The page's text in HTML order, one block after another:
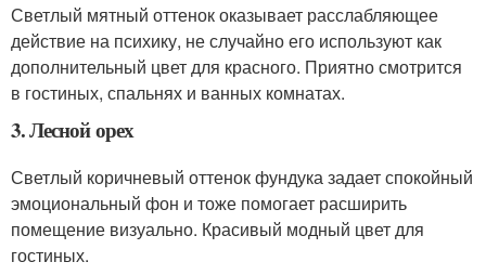
Светлый мятный оттенок оказывает расслабляющее
действие на психику, не случайно его используют как
дополнительный цвет для красного. Приятно смотрится
в гостиных, спальнях и ванных комнатах.
3. Лесной орех
Светлый коричневый оттенок фундука задает спокойный
эмоциональный фон и тоже помогает расширить
помещение визуально. Красивый модный цвет для
гостиных.